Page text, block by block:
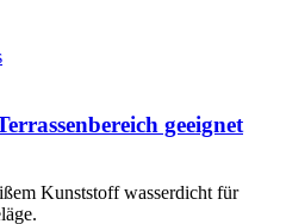
geeignet
Kunststoff wasserdicht für